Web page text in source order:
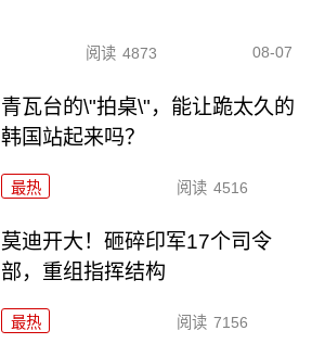
阅读 4873 08-07
青瓦台的\"拍桌\"，能让跪太久的
韩国站起来吗？
最热 阅读 4516
莫迪开大！砸碎印军17个司令
部，重组指挥结构
最热 阅读 7156